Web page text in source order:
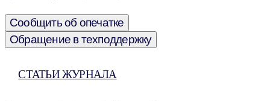
Сообщить об опечатке
Обращение в техподдержку
СТАТЬИ ЖУРНАЛА